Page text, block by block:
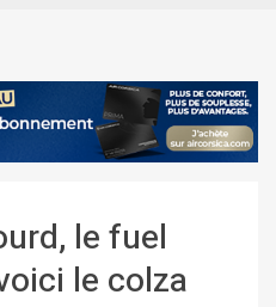
le fuel
le colza